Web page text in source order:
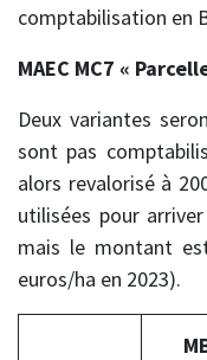
comptabilisation en
MAEC MC7 «
Deux variantes
sont pas
alors revalorisé à
utilisées pour
mais le montant
euros/ha en 2023).